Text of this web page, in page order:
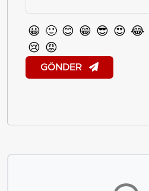
😀 🙂 😊 😁 😎 😍 😂
😢 😡
GÖNDER